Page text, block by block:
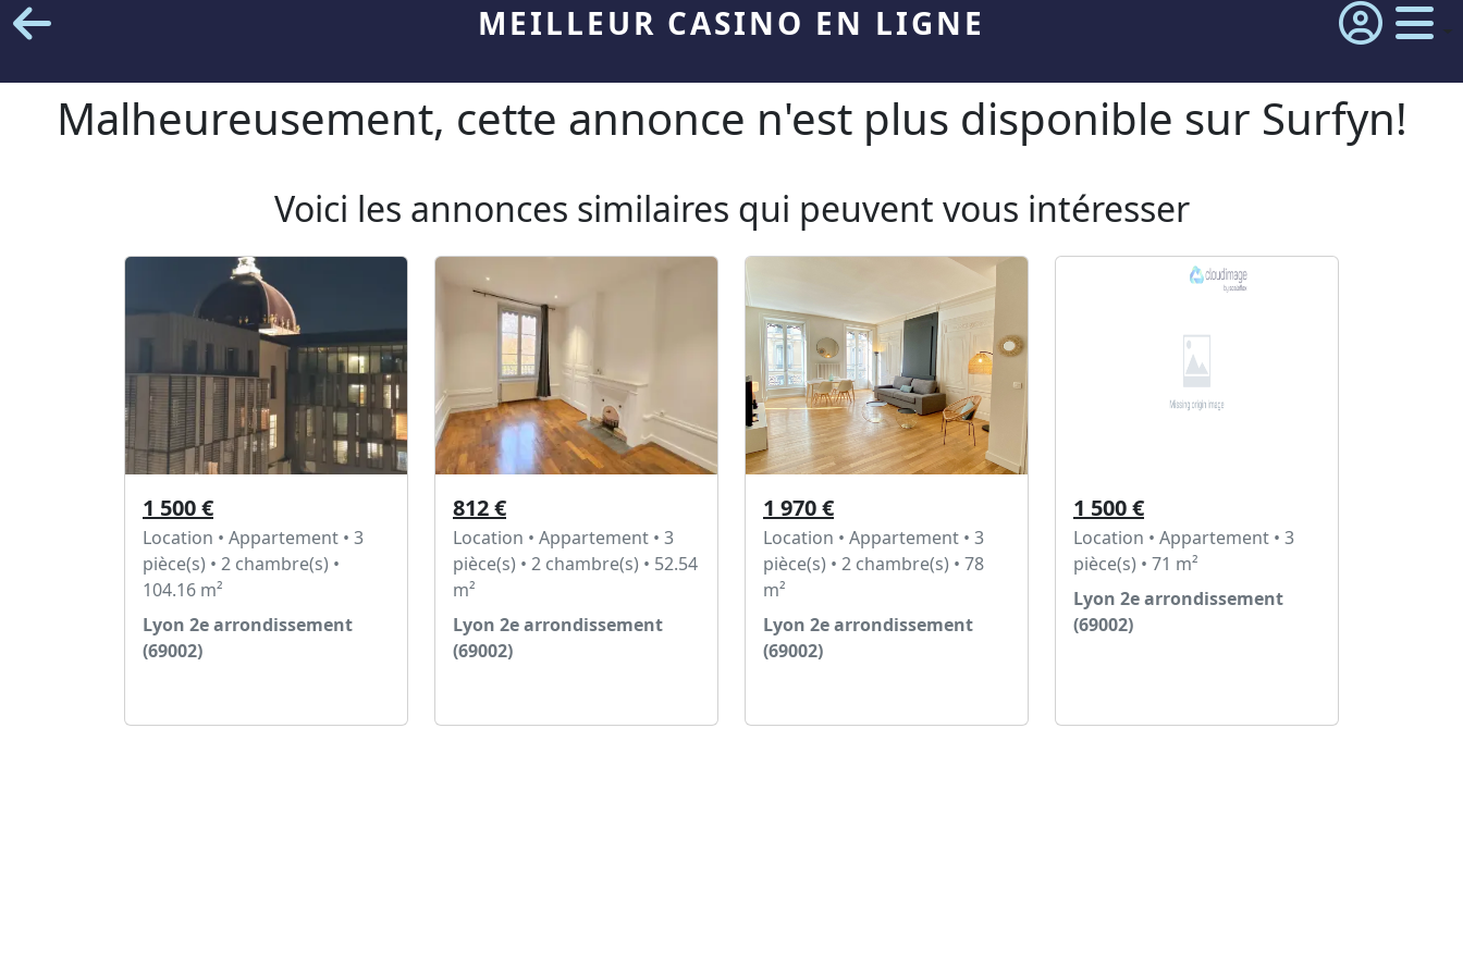
MEILLEUR CASINO EN LIGNE
Malheureusement, cette annonce n'est plus disponible sur Surfyn!
Voici les annonces similaires qui peuvent vous intéresser
1 500 €
Location • Appartement • 3
pièce(s) • 2 chambre(s) •
104.16 m²
Lyon 2e arrondissement
(69002)
812 €
Location • Appartement • 3
pièce(s) • 2 chambre(s) • 52.54
m²
Lyon 2e arrondissement
(69002)
1 970 €
Location • Appartement • 3
pièce(s) • 2 chambre(s) • 78
m²
Lyon 2e arrondissement
(69002)
1 500 €
Location • Appartement • 3
pièce(s) • 71 m²
Lyon 2e arrondissement
(69002)